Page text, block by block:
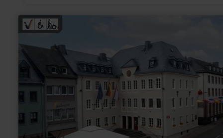
mehr
erfahren
zu:
Information
Prümer
Land